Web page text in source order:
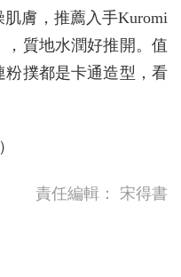
膚，推薦入手Kuromi
質地水潤好推開。值
撲都是卡通造型，看
）
責任編輯： 宋得書